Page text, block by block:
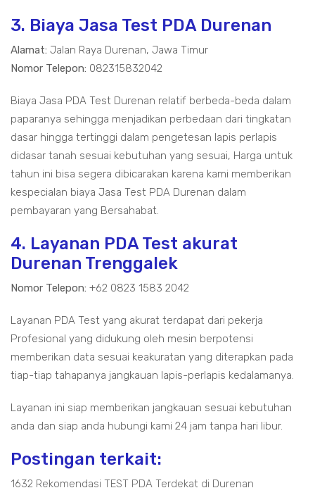
3. Biaya Jasa Test PDA Durenan
Alamat: Jalan Raya Durenan, Jawa Timur
Nomor Telepon: 082315832042
Biaya Jasa PDA Test Durenan relatif berbeda-beda dalam
paparanya sehingga menjadikan perbedaan dari tingkatan
dasar hingga tertinggi dalam pengetesan lapis perlapis
didasar tanah sesuai kebutuhan yang sesuai, Harga untuk
tahun ini bisa segera dibicarakan karena kami memberikan
kespecialan biaya Jasa Test PDA Durenan dalam
pembayaran yang Bersahabat.
4. Layanan PDA Test akurat
Durenan Trenggalek
Nomor Telepon: +62 0823 1583 2042
Layanan PDA Test yang akurat terdapat dari pekerja
Profesional yang didukung oleh mesin berpotensi
memberikan data sesuai keakuratan yang diterapkan pada
tiap-tiap tahapanya jangkauan lapis-perlapis kedalamanya.
Layanan ini siap memberikan jangkauan sesuai kebutuhan
anda dan siap anda hubungi kami 24 jam tanpa hari libur.
Postingan terkait:
1632 Rekomendasi TEST PDA Terdekat di Durenan